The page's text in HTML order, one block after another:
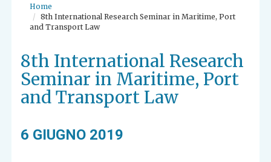
Home
8th International Research Seminar in Maritime, Port
and Transport Law
8th International Research
Seminar in Maritime, Port
and Transport Law
6 GIUGNO 2019